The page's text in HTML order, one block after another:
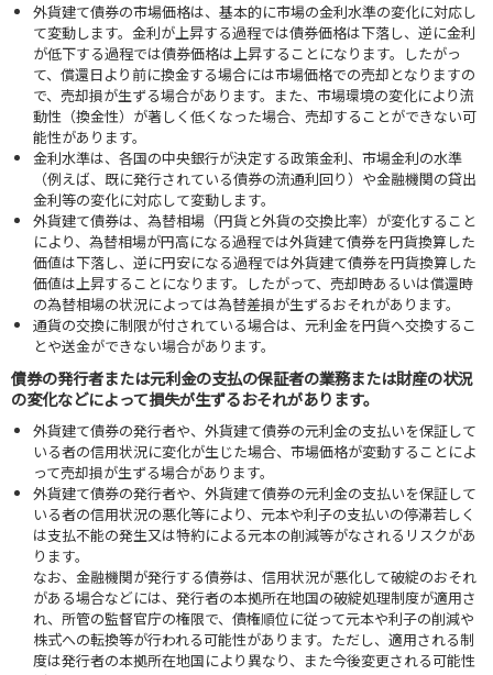
外貨建て債券の市場価格は、基本的に市場の金利水準の変化に対応し
て変動します。金利が上昇する過程では債券価格は下落し、逆に金利
が低下する過程では債券価格は上昇することになります。したがっ
て、償還日より前に換金する場合には市場価格での売却となりますの
で、売却損が生ずる場合があります。また、市場環境の変化により流
動性（換金性）が著しく低くなった場合、売却することができない可
能性があります。
金利水準は、各国の中央銀行が決定する政策金利、市場金利の水準
（例えば、既に発行されている債券の流通利回り）や金融機関の貸出
金利等の変化に対応して変動します。
外貨建て債券は、為替相場（円貨と外貨の交換比率）が変化すること
により、為替相場が円高になる過程では外貨建て債券を円貨換算した
価値は下落し、逆に円安になる過程では外貨建て債券を円貨換算した
価値は上昇することになります。したがって、売却時あるいは償還時
の為替相場の状況によっては為替差損が生ずるおそれがあります。
通貨の交換に制限が付されている場合は、元利金を円貨へ交換するこ
とや送金ができない場合があります。
債券の発行者または元利金の支払の保証者の業務または財産の状況
の変化などによって損失が生ずるおそれがあります。
外貨建て債券の発行者や、外貨建て債券の元利金の支払いを保証して
いる者の信用状況に変化が生じた場合、市場価格が変動することによ
って売却損が生ずる場合があります。
外貨建て債券の発行者や、外貨建て債券の元利金の支払いを保証して
いる者の信用状況の悪化等により、元本や利子の支払いの停滞若しく
は支払不能の発生又は特約による元本の削減等がなされるリスクがあ
ります。
なお、金融機関が発行する債券は、信用状況が悪化して破綻のおそれ
がある場合などには、発行者の本拠所在地国の破綻処理制度が適用さ
れ、所管の監督官庁の権限で、債権順位に従って元本や利子の削減や
株式への転換等が行われる可能性があります。ただし、適用される制
度は発行者の本拠所在地国により異なり、また今後変更される可能性